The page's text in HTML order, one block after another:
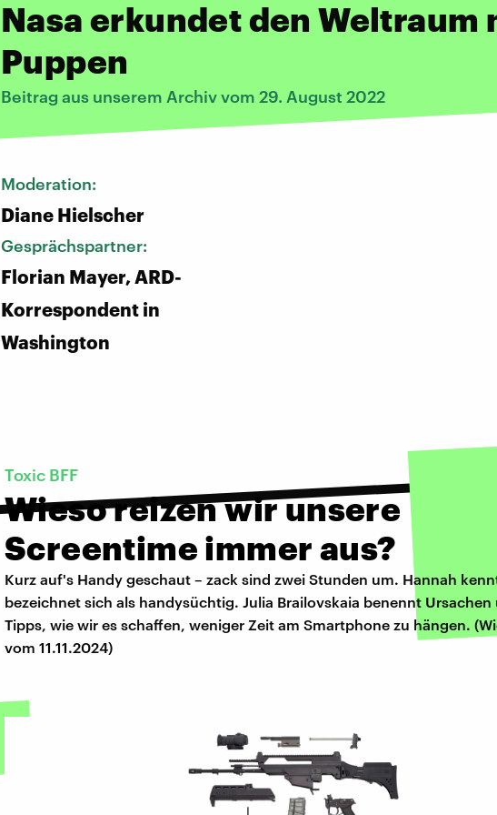
Nasa erkundet den Weltraum
Puppen
Beitrag aus unserem Archiv vom 29. August 2022
Moderation:
Diane Hielscher
Gesprächspartner:
Florian Mayer, ARD-
Korrespondent in
Washington
Toxic BFF
Wieso reizen wir unsere
Screentime immer aus?
Kurz auf's Handy geschaut – zack sind zwei Stunden um. Hannah
bezeichnet sich als handysüchtig. Julia Brailovskaia benennt
Tipps, wie wir es schaffen, weniger Zeit am Smartphone zu hängen.
vom 11.11.2024)